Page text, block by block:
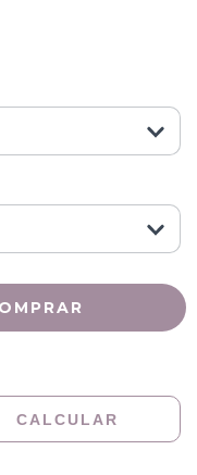
CALCULAR